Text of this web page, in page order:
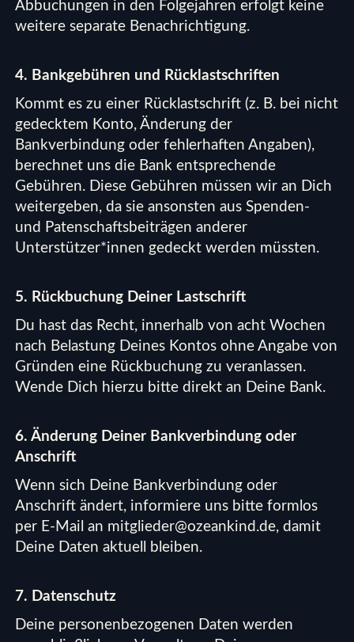
Abbuchungen in den Folgejahren erfolgt keine
weitere separate Benachrichtigung.
4. Bankgebühren und Rücklastschriften
Kommt es zu einer Rücklastschrift (z. B. bei nicht
gedecktem Konto, Änderung der
Bankverbindung oder fehlerhaften Angaben),
berechnet uns die Bank entsprechende
Gebühren. Diese Gebühren müssen wir an Dich
weitergeben, da sie ansonsten aus Spenden-
und Patenschaftsbeiträgen anderer
Unterstützer*innen gedeckt werden müssten.
5. Rückbuchung Deiner Lastschrift
Du hast das Recht, innerhalb von acht Wochen
nach Belastung Deines Kontos ohne Angabe von
Gründen eine Rückbuchung zu veranlassen.
Wende Dich hierzu bitte direkt an Deine Bank.
6. Änderung Deiner Bankverbindung oder
Anschrift
Wenn sich Deine Bankverbindung oder
Anschrift ändert, informiere uns bitte formlos
per E-Mail an mitglieder@ozeankind.de, damit
Deine Daten aktuell bleiben.
7. Datenschutz
Deine personenbezogenen Daten werden